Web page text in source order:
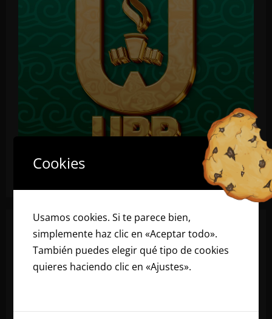
Cookies
Usamos cookies. Si te parece bien,
simplemente haz clic en «Aceptar todo».
También puedes elegir qué tipo de cookies
quieres haciendo clic en «Ajustes».